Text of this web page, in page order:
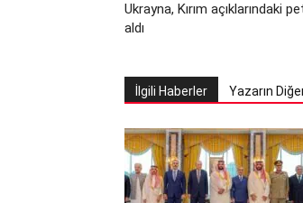
Ukrayna, Kırım açıklarındaki
aldı
İlgili Haberler Yazarın